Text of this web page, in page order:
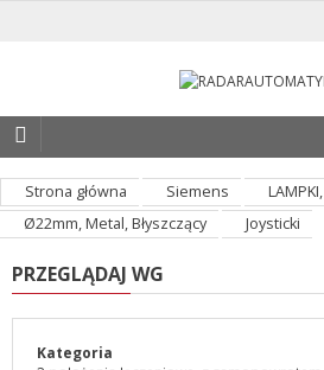
Strona główna Siemens
Ø22mm, Metal, Błyszczący
Joysticki
PRZEGLĄDAJ WG
Kategoria